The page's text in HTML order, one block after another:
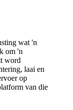
wat 'n
om 'n
word
laai en
op
van die